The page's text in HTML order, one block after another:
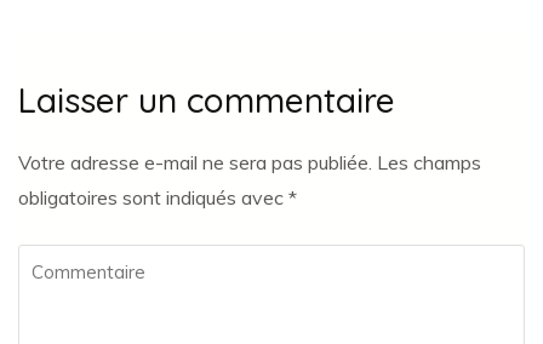
Laisser un commentaire
Votre adresse e-mail ne sera pas publiée. Les champs
obligatoires sont indiqués avec *
Commentaire